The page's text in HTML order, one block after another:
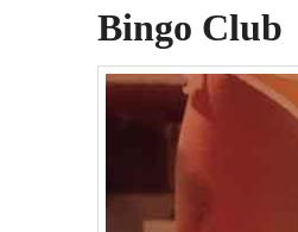
Bingo Club